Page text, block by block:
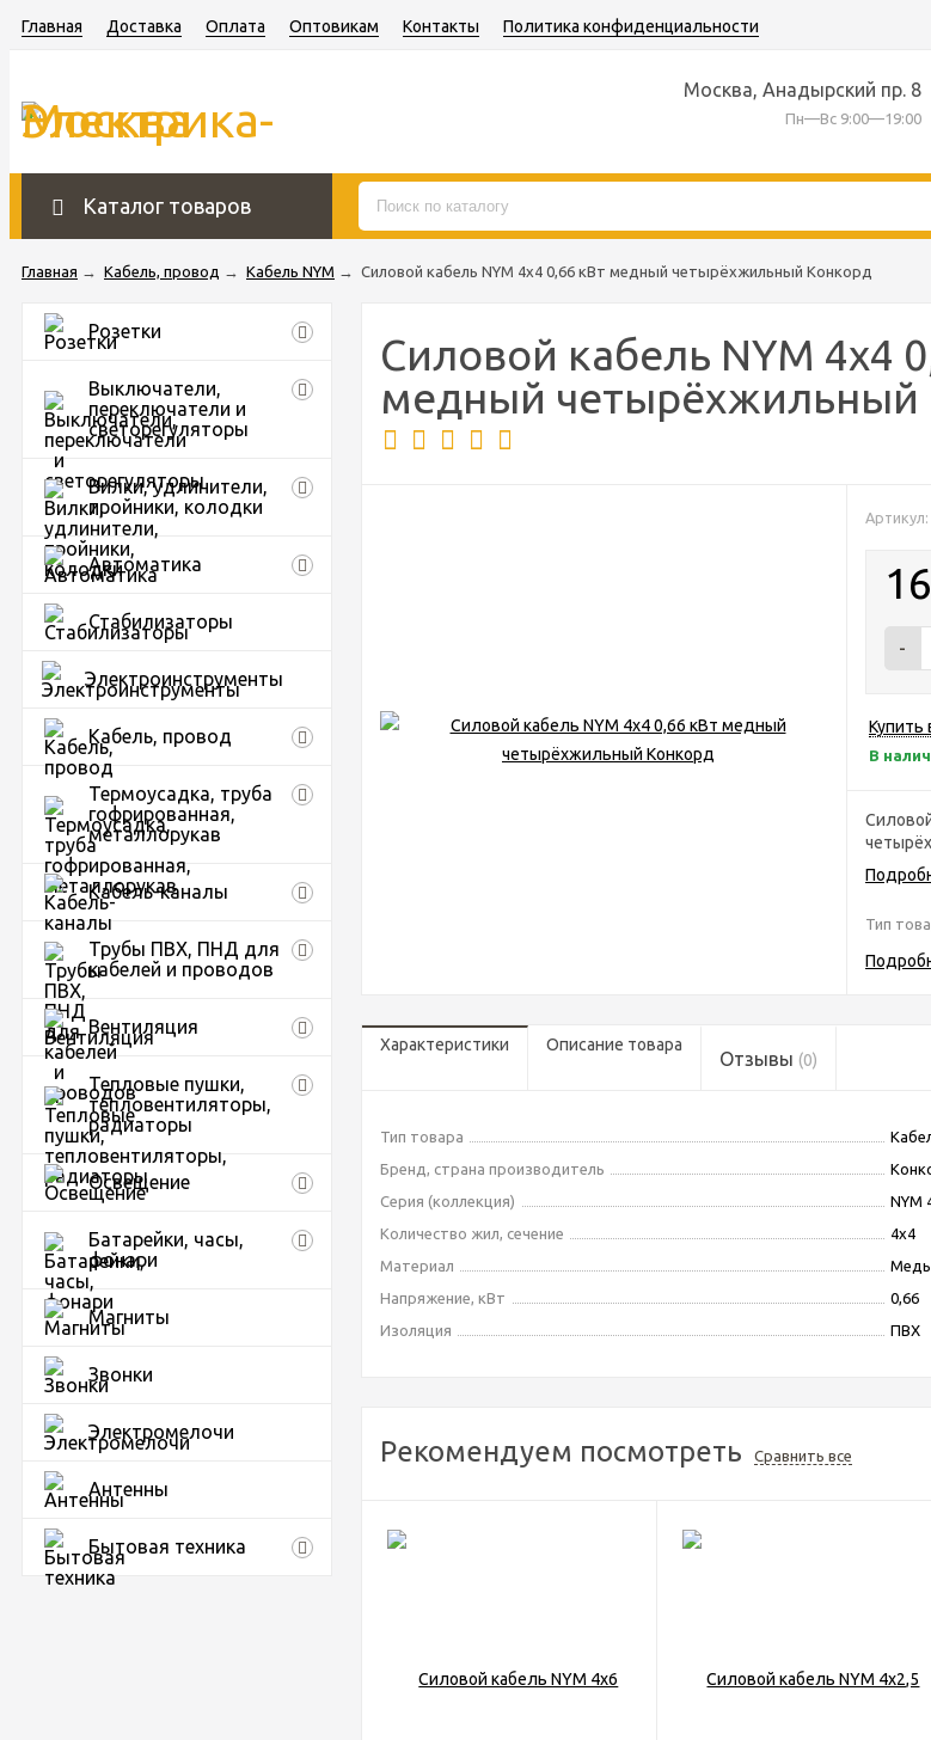
Главная Доставка Оплата Оптовикам Контакты Политика конфиденциальности
Москва, Анадырский пр. 8
Пн—Вс 9:00—19:00
Каталог товаров
Главная → Кабель, провод → Кабель NYM → Силовой кабель NYM 4х4 0,66 кВт медный четырёхжильный Конкорд
Розетки
Выключатели,
переключатели и
светорегуляторы
Вилки, удлинители,
тройники, колодки
Автоматика
Стабилизаторы
Электроинструменты
Кабель, провод
Термоусадка, труба
гофрированная,
металлорукав
Кабель-каналы
Трубы ПВХ, ПНД для
кабелей и проводов
Вентиляция
Тепловые пушки,
тепловентиляторы,
радиаторы
Освещение
Батарейки, часы,
фонари
Магниты
Звонки
Электромелочи
Антенны
Бытовая техника
Силовой кабель NYM 4х4
медный четырёхжильный
Артикул:
-
Купить
В
Тип
Характеристики Описание товара
Отзывы (0)
Тип товара
Бренд, страна производитель
Серия (коллекция)
NYM
Количество жил, сечение
4х4
Материал
Медь
Напряжение, кВт
0,66
Изоляция
ПВХ
Рекомендуем посмотреть Сравнить все